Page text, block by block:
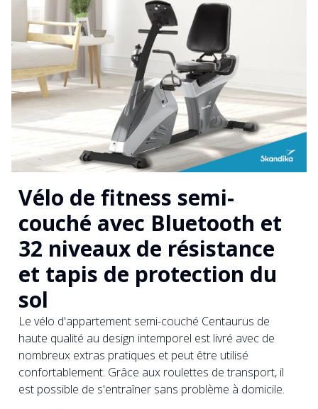
Vélo de fitness semi-
couché avec Bluetooth et
32 niveaux de résistance
et tapis de protection du
sol
Le vélo d'appartement semi-couché Centaurus de
haute qualité au design intemporel est livré avec de
nombreux extras pratiques et peut être utilisé
confortablement. Grâce aux roulettes de transport, il
est possible de s'entraîner sans problème à domicile.